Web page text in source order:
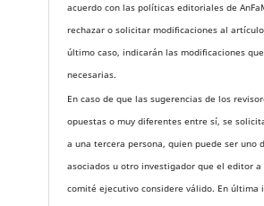
acuerdo con las políticas editoriales de
rechazar o solicitar modificaciones al
último caso, indicarán las modificaciones
necesarias.
En caso de que las sugerencias de los
opuestas o muy diferentes entre sí, se
a una tercera persona, quien puede ser uno
asociados u otro investigador que el editor a
comité ejecutivo considere válido. En última